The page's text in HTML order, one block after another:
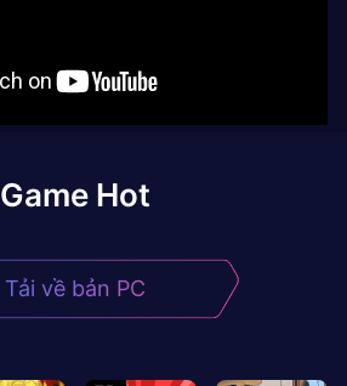
Game Hot
Tải về bản PC